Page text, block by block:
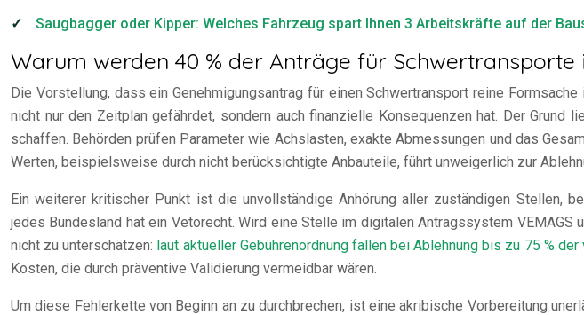
Saugbagger oder Kipper: Welches Fahrzeug spart Ihnen 3 Arbeitskräfte auf der
Warum werden 40 % der Anträge für
Die Vorstellung, dass ein Genehmigungsantrag für einen Schwertransport reine
nicht nur den Zeitplan gefährdet, sondern auch finanzielle Konsequenzen hat. Der Grund
schaffen. Behörden prüfen Parameter wie Achslasten, exakte Abmessungen und das
Werten, beispielsweise durch nicht berücksichtigte Anbauteile, führt unweigerlich zur
Ein weiterer kritischer Punkt ist die unvollständige Anhörung aller zuständigen Stellen,
jedes Bundesland hat ein Vetorecht. Wird eine Stelle im digitalen Antragssystem
nicht zu unterschätzen: laut aktueller Gebührenordnung fallen bei Ablehnung bis zu 75 % der
Kosten, die durch präventive Validierung vermeidbar wären.
Um diese Fehlerkette von Beginn an zu durchbrechen, ist eine akribische Vorbereitung